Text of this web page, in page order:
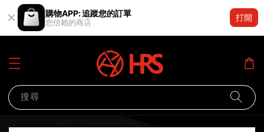
購物APP: 追蹤您的訂單
您信賴的商店
打開
搜尋